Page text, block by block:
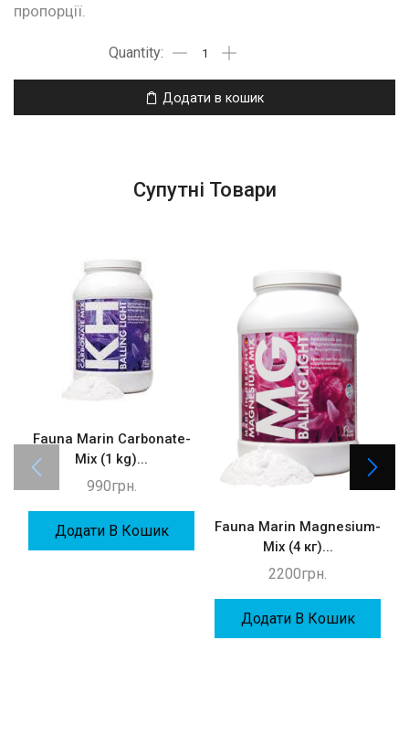
пропорції.
Додати в кошик
Супутні Товари
Fauna Marin Carbonate-
Mix (1 kg)...
990грн.
Додати В Кошик
Fauna Marin Magnesium-
Mix (4 кг)...
2200грн.
Додати В Кошик